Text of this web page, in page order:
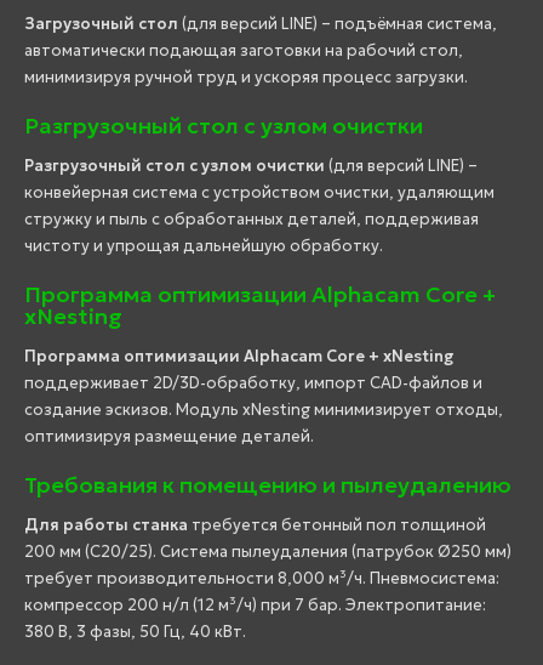
Загрузочный стол (для версий LINE) – подъёмная система,
автоматически подающая заготовки на рабочий стол,
минимизируя ручной труд и ускоряя процесс загрузки.
Разгрузочный стол с узлом очистки
Разгрузочный стол с узлом очистки (для версий LINE) –
конвейерная система с устройством очистки, удаляющим
стружку и пыль с обработанных деталей, поддерживая
чистоту и упрощая дальнейшую обработку.
Программа оптимизации Alphacam Core +
xNesting
Программа оптимизации Alphacam Core + xNesting
поддерживает 2D/3D-обработку, импорт CAD-файлов и
создание эскизов. Модуль xNesting минимизирует отходы,
оптимизируя размещение деталей.
Требования к помещению и пылеудалению
Для работы станка требуется бетонный пол толщиной
200 мм (C20/25). Система пылеудаления (патрубок Ø250 мм)
требует производительности 8,000 м³/ч. Пневмосистема:
компрессор 200 н/л (12 м³/ч) при 7 бар. Электропитание:
380 В, 3 фазы, 50 Гц, 40 кВт.